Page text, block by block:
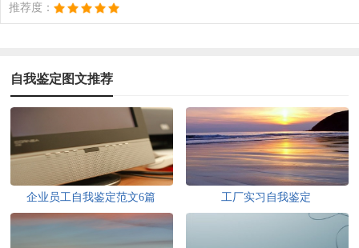
推荐度：
自我鉴定图文推荐
企业员工自我鉴定范文6篇 工厂实习自我鉴定